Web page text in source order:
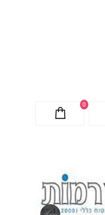
0